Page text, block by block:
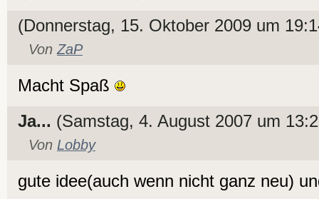
(Donnerstag, 15. Oktober 2009 um
Von ZaP
Macht Spaß
Ja... (Samstag, 4. August 2007 um
Von Lobby
gute idee(auch wenn nicht ganz neu)